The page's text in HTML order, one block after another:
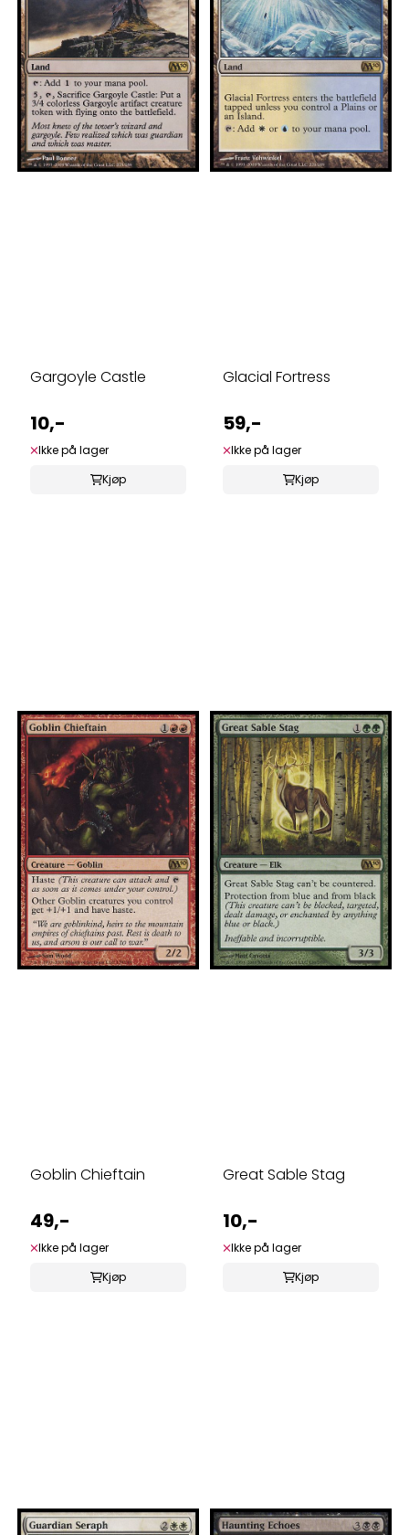
Gargoyle Castle
10,-
Ikke på lager
Kjøp
Glacial Fortress
59,-
Ikke på lager
Kjøp
Goblin Chieftain
49,-
Ikke på lager
Kjøp
Great Sable Stag
10,-
Ikke på lager
Kjøp